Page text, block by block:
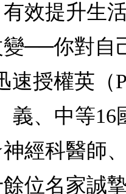
效提升生
──你對自
授權英（
義、中等
經科醫師
位名家誠